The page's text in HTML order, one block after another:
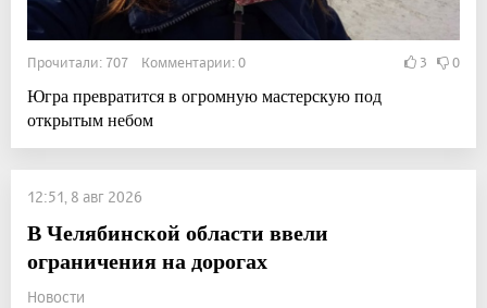
Прочитали: 707 Комментарии: 0 3 0
Югра превратится в огромную мастерскую под
открытым небом
12:51, 8 авг 2026
В Челябинской области ввели
ограничения на дорогах
Новости